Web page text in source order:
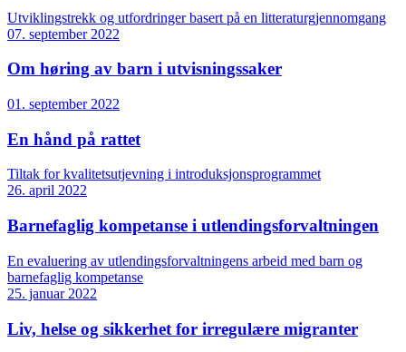
Utviklingstrekk og utfordringer basert på en litteraturgjennomgang
07. september 2022
Om høring av barn i utvisningssaker
01. september 2022
En hånd på rattet
Tiltak for kvalitetsutjevning i introduksjonsprogrammet
26. april 2022
Barnefaglig kompetanse i utlendingsforvaltningen
En evaluering av utlendingsforvaltningens arbeid med barn og
barnefaglig kompetanse
25. januar 2022
Liv, helse og sikkerhet for irregulære migranter